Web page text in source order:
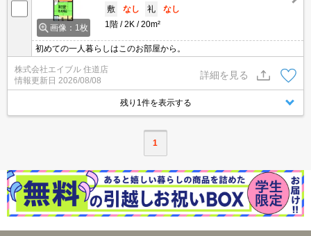
画像：1枚
敷
なし 礼
なし
1階
2K 20m²
初めての一人暮らしはこのお部屋から。
株式会社エイブル 住道店
情報更新日 2026/08/08
詳細を見る
残り1件を表示する
1